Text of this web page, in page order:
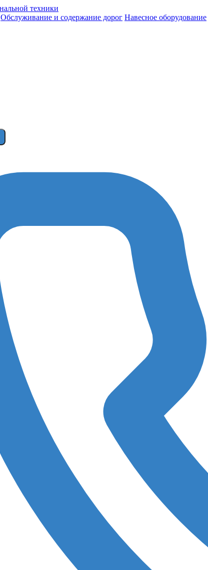
Обслуживание и содержание дорог Навесное оборудование